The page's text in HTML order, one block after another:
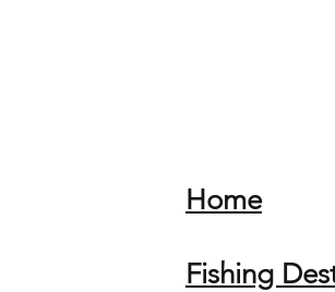
Home
Fishing